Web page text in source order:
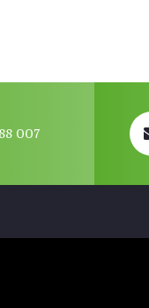
007